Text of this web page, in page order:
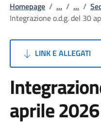
Homepage / ... / ... /
Integrazione o.d.g. del 30
LINK E ALLEGATI
aprile 2026